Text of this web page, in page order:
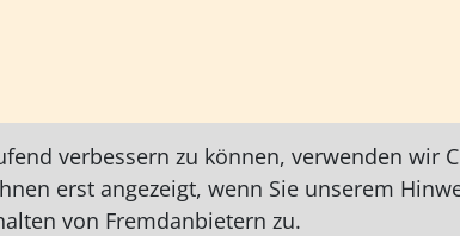
verbessern zu können, verwenden wir
erst angezeigt, wenn Sie unserem
von Fremdanbietern zu.